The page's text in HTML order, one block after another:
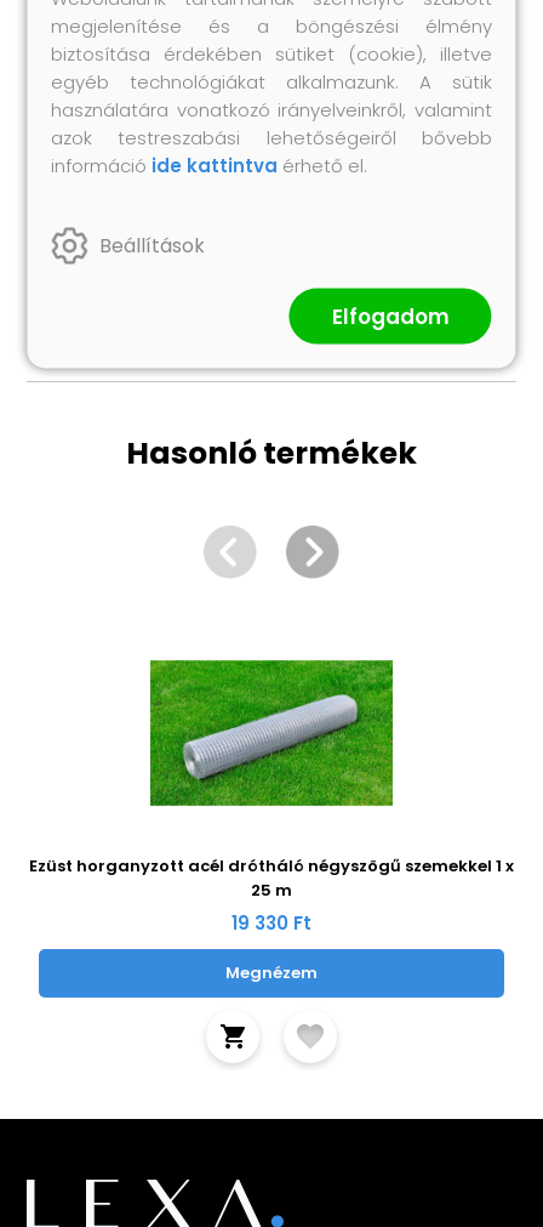
1 x Hegesztett drótkerítés: 50 x 0,6 m (Sz x M)
22 x Oszlop: 3,2 x 100 cm (Ø x M)
4 x Sarokoszlop: 3,2 x 100 cm (Ø x M)
22 x Műanyag sapka
66 x Műanyag feszítő drótot támogató
4 x Sarokoszlop sapka
6 x Feszítők
2 x Kötöző drót (25 m)
2 x Feszítő drót (80 m)
Hasonló termékek
Ezüst horganyzott acél drótháló négyszögű szemekkel 1 x
25 m
19 330 Ft
Megnézem
megjelenítése és a böngészési élmény
biztosítása érdekében sütiket (cookie), illetve
egyéb technológiákat alkalmazunk. A sütik
használatára vonatkozó irányelveinkről, valamint
azok testreszabási lehetőségeiről bővebb
információ ide kattintva érhető el.
Beállítások
Elfogadom